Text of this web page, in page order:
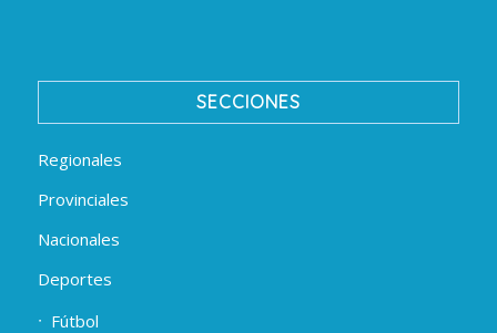
SECCIONES
Regionales
Provinciales
Nacionales
Deportes
Fútbol